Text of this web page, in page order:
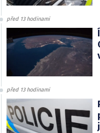
před 13 hodinami
před 13 hodinami